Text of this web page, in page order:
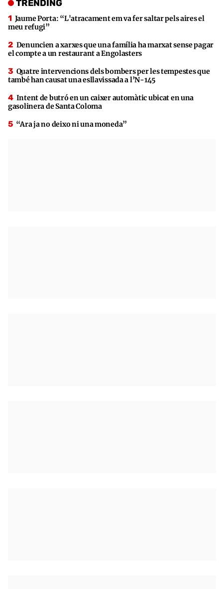
TRENDING
Jaume Porta: “L'atracament em va fer saltar pels aires el
meu refugi”
Denuncien a xarxes que una família ha marxat sense pagar
el compte a un restaurant a Engolasters
Quatre intervencions dels bombers per les tempestes que
també han causat una esllavissada a l’N-145
Intent de butró en un caixer automàtic ubicat en una
gasolinera de Santa Coloma
“Ara ja no deixo ni una moneda”